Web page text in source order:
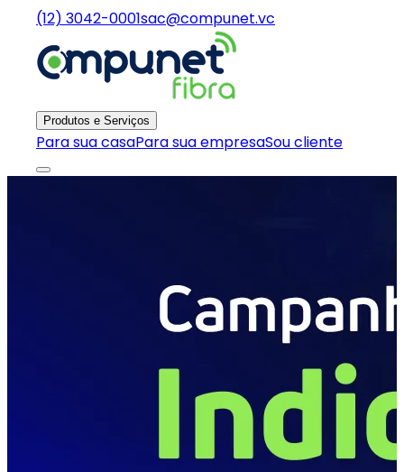
(12) 3042-0001sac@compunet.vc
Produtos e Serviços
Para sua casaPara sua empresaSou cliente